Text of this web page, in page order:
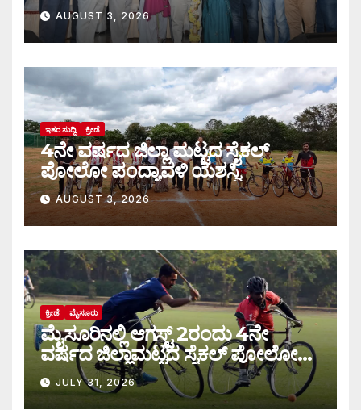
AUGUST 3, 2026
ಇತರ ಸುದ್ದಿ ಕ್ರೀಡೆ
4ನೇ ವರ್ಷದ ಜಿಲ್ಲಾ ಮಟ್ಟದ ಸೈಕಲ್
ಪೋಲೋ ಪಂದ್ಯಾವಳಿ ಯಶಸ್ವಿ
AUGUST 3, 2026
ಕ್ರೀಡೆ ಮೈಸೂರು
ಮೈಸೂರಿನಲ್ಲಿ ಆಗಸ್ಟ್‌ 2ರಂದು 4ನೇ
ವರ್ಷದ ಜಿಲ್ಲಾಮಟ್ಟದ ಸೈಕಲ್ ಪೋಲೋ
ಪಂದ್ಯಾವಳಿ
JULY 31, 2026